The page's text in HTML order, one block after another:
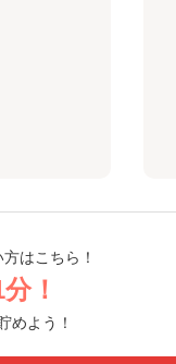
はこちら！
！
めよう！